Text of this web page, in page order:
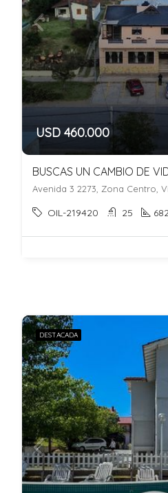
USD 460.000
Avenida 3 2273, Zona Centro,
OIL-219420 25
DESTACADA